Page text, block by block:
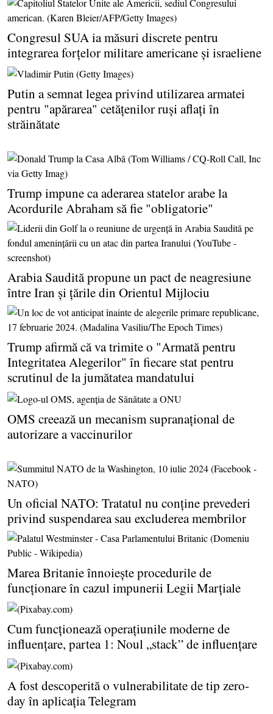
Congresul SUA ia măsuri discrete pentru
integrarea forţelor militare americane şi israeliene
Putin a semnat legea privind utilizarea armatei
pentru "apărarea" cetăţenilor ruşi aflaţi în
străinătate
Trump impune ca aderarea statelor arabe la
Acordurile Abraham să fie "obligatorie"
Arabia Saudită propune un pact de neagresiune
între Iran şi ţările din Orientul Mijlociu
Trump afirmă că va trimite o "Armată pentru
Integritatea Alegerilor" în fiecare stat pentru
scrutinul de la jumătatea mandatului
OMS creează un mecanism supranaţional de
autorizare a vaccinurilor
Un oficial NATO: Tratatul nu conţine prevederi
privind suspendarea sau excluderea membrilor
Marea Britanie înnoieşte procedurile de
funcţionare în cazul impunerii Legii Marţiale
Cum funcţionează operaţiunile moderne de
influenţare, partea 1: Noul „stack” de influenţare
A fost descoperită o vulnerabilitate de tip zero-
day în aplicaţia Telegram